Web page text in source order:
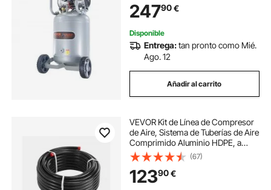
24790€
Disponible
Entrega:tan pronto como Mié.
Ago. 12
Añadir al carrito
VEVOR Kit de Línea de Compresor
de Aire, Sistema de Tuberías de Aire
Comprimido Aluminio HDPE, a
Prueba Fugas, Resistente a la
Presión y Fácil de Instalar, para
Talleres Garajes, Negro, Ø 475 x
200 mm
(67)
12390€